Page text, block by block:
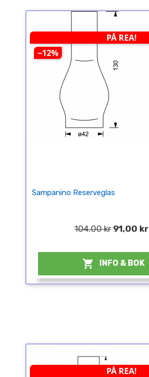
PÅ REA!
−12%
Sampanino Reserveglas
104,00 kr 91,00 kr
 INFO & BOK
PÅ REA!